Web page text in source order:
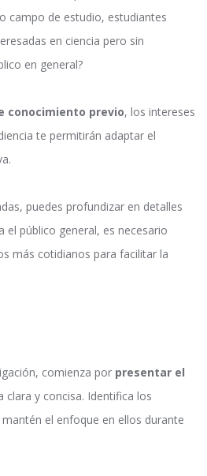
campo de estudio, estudiantes
en ciencia pero sin
en general?
conocimiento previo, los intereses
te permitirán adaptar el
puedes profundizar en detalles
el público general, es necesario
más cotidianos para facilitar la
comienza por presentar el
clara y concisa. Identifica los
el enfoque en ellos durante